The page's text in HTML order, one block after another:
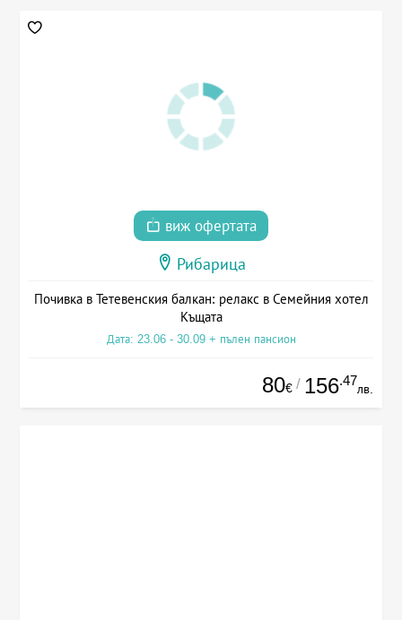
виж офертата
Рибарица
Почивка в Тетевенския балкан: релакс в Семейния хотел
Къщата
Дата: 23.06 - 30.09 + пълен пансион
80€ / 156.47
лв.